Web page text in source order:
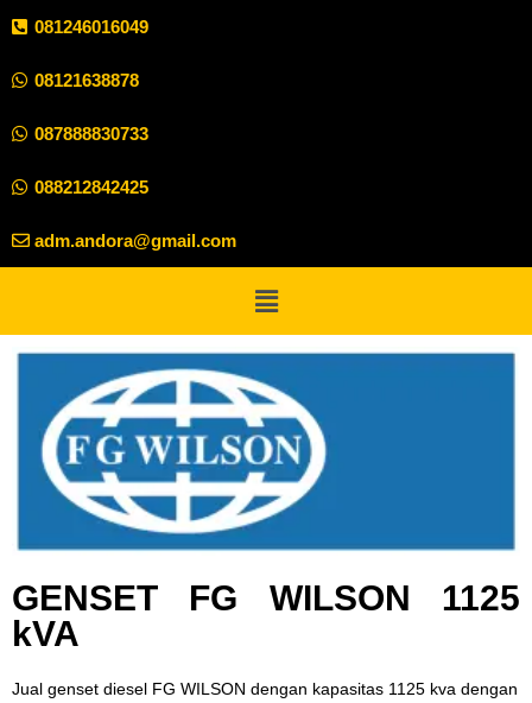
081246016049
08121638878
087888830733
088212842425
adm.andora@gmail.com
GENSET FG WILSON 1125
kVA
Jual genset diesel FG WILSON dengan kapasitas 1125 kva dengan